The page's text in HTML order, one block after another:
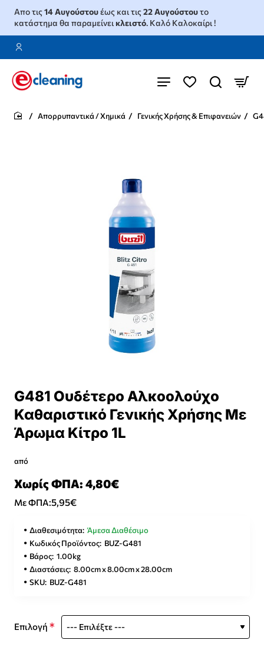
Απο τις14 Αυγούστουέως και τις22 Αυγούστουτο
κατάστημα θα παραμείνεικλειστό. Καλό Καλοκαίρι !
Απορρυπαντικά / Χημικά Γενικής Χρήσης & Επιφανειών
G481 Oυδέτερο Αλκοολούχο
Καθαριστικό Γενικής Χρήσης Με
Άρωμα Κίτρο 1L
από
Με ΦΠΑ:5,95€
Χωρίς ΦΠΑ: 4,80€
Διαθεσιμότητα: Άμεσα Διαθέσιμο
Κωδικός Προϊόντος: BUZ-G481
Βάρος: 1.00kg
Διαστάσεις: 8.00cm x 8.00cm x 28.00cm
SKU: BUZ-G481
Επιλογή